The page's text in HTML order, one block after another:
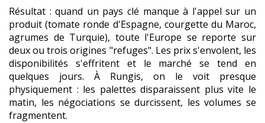
Résultat : quand un pays clé manque à l'appel sur un
produit (tomate ronde d'Espagne, courgette du Maroc,
agrumes de Turquie), toute l'Europe se reporte sur
deux ou trois origines "refuges". Les prix s'envolent, les
disponibilités s'effritent et le marché se tend en
quelques jours. À Rungis, on le voit presque
physiquement : les palettes disparaissent plus vite le
matin, les négociations se durcissent, les volumes se
fragmentent.